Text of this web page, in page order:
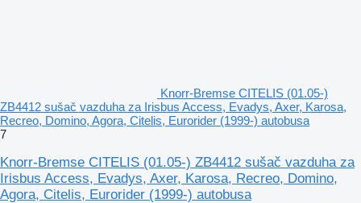
Knorr-Bremse CITELIS (01.05-)
ZB4412 sušač vazduha za Irisbus Access, Evadys, Axer, Karosa,
Recreo, Domino, Agora, Citelis, Eurorider (1999-) autobusa
7
Knorr-Bremse CITELIS (01.05-) ZB4412 sušač vazduha za
Irisbus Access, Evadys, Axer, Karosa, Recreo, Domino,
Agora, Citelis, Eurorider (1999-) autobusa